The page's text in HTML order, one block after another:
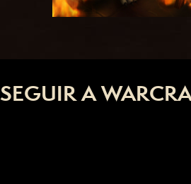
SEGUIR A